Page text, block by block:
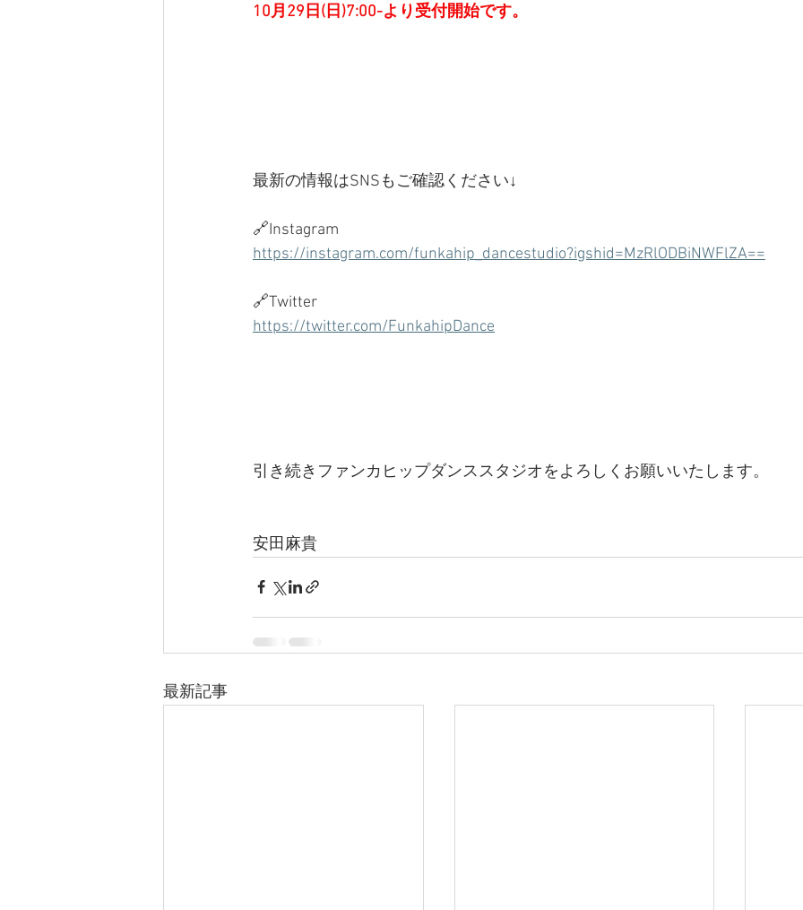
10月29日(日)7:00-より受付開始です。
最新の情報はSNSもご確認ください↓
🔗Instagram
https://instagram.com/funkahip_dancestudio?igshid=MzRlODBiNWFlZA==
🔗Twitter
https://twitter.com/FunkahipDance
引き続きファンカヒップダンススタジオをよろしくお願いいたします。
安田麻貴
最新記事